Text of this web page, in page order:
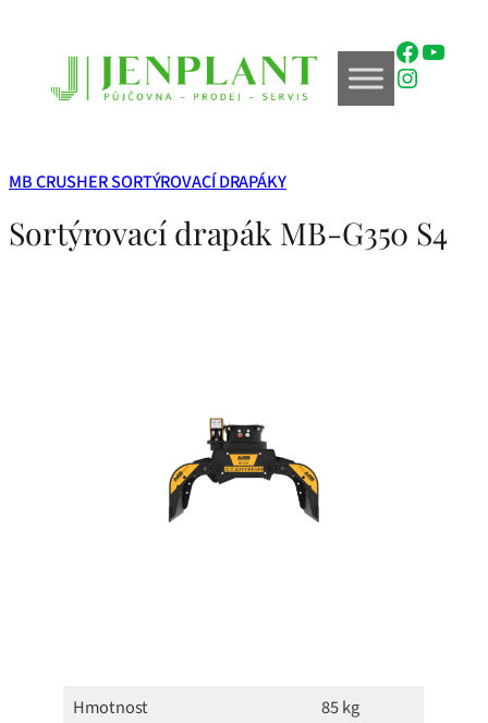
MB CRUSHER SORTÝROVACÍ DRAPÁKY
Sortýrovací drapák MB-G350 S4
Hmotnost
85 kg